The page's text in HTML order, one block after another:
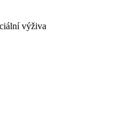
výživa